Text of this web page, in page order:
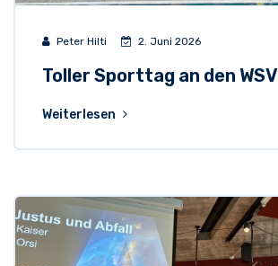
Peter Hilti 2. Juni 2026
Toller Sporttag an den WSV
Weiterlesen